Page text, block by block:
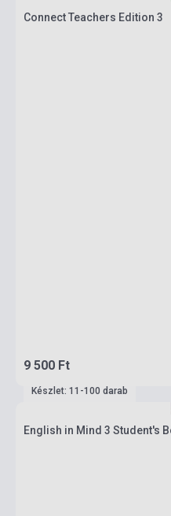
Connect Teachers Edition 3
9 500 Ft
Készlet: 11-100 darab
English in Mind 3 Student's